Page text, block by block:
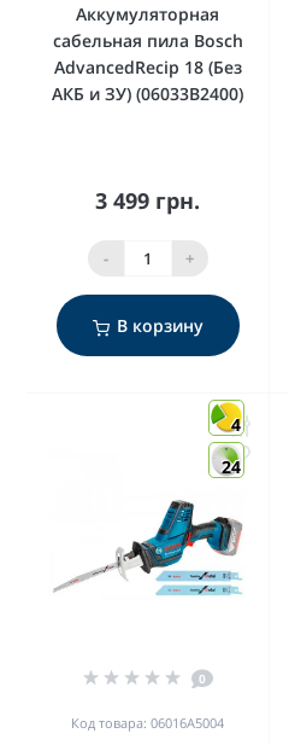
Аккумуляторная
сабельная пила Bosch
AdvancedRecip 18 (Без
АКБ и ЗУ) (06033B2400)
3 499 грн.
- +
В корзину
4
24
0
Код товара: 06016A5004